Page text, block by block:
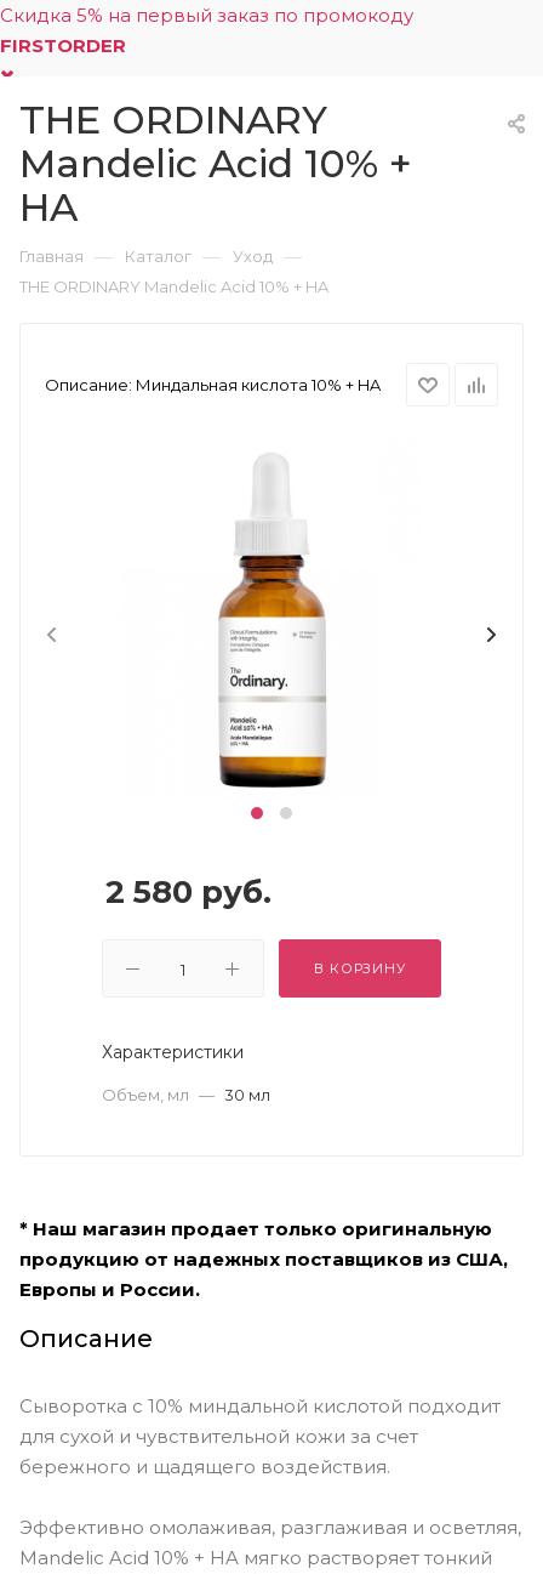
Скидка 5% на первый заказ по промокоду
FIRSTORDER
0
THE ORDINARY
Mandelic Acid 10% +
HA
Главная — Каталог — Уход —
THE ORDINARY Mandelic Acid 10% + HA
Описание: Миндальная кислота 10% + HA
2 580 руб.
В КОРЗИНУ
Характеристики
Объем, мл — 30 мл
* Наш магазин продает только оригинальную
продукцию от надежных поставщиков из США,
Европы и России.
Описание
Сыворотка с 10% миндальной кислотой подходит
для сухой и чувствительной кожи за счет
бережного и щадящего воздействия.
Эффективно омолаживая, разглаживая и осветляя,
Mandelic Acid 10% + HA мягко растворяет тонкий